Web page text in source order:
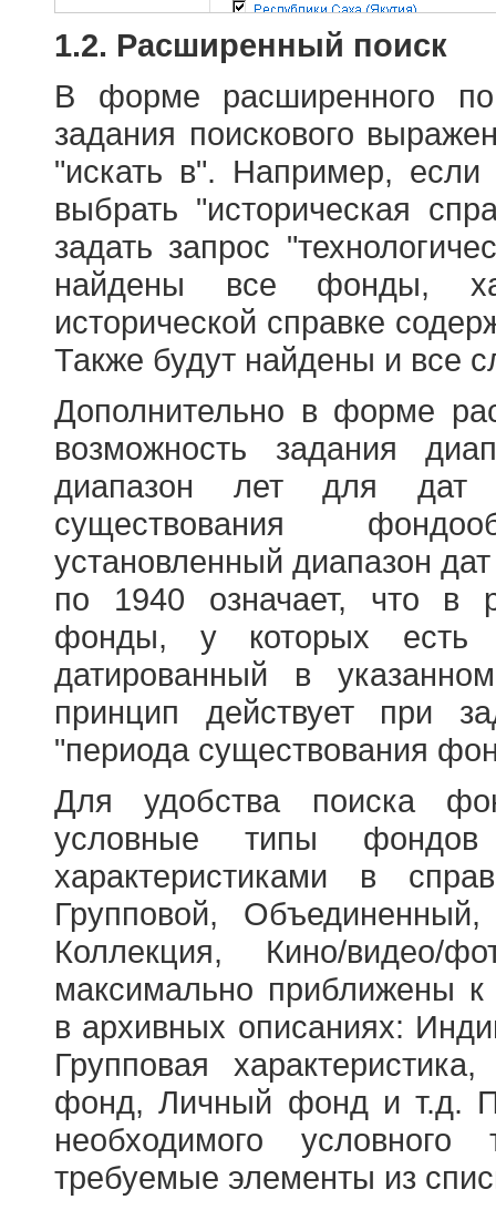
1.2. Расширенный поиск
В форме расширенного
задания поискового
"искать в". Например,
выбрать "историческая
задать запрос
найдены все фонды,
исторической справке
Также будут найдены и все
Дополнительно в форме
возможность задания
диапазон лет для
существования
установленный диапазон
по 1940 означает, что в
фонды, у которых есть
датированный в
принцип действует при
"периода существования
Для удобства поиска
условные типы
характеристиками в
Групповой,
Коллекция, Кино/
максимально приближены
в архивных описаниях:
Групповая
фонд, Личный фонд и т.д.
необходимого
требуемые элементы из